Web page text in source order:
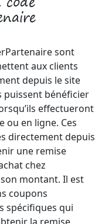
sont
aux clients
depuis le site
puissent bénéficier
effectueront
ou en ligne. Ces
directement depuis
une remise
chez
montant. Il est
coupons
spécifiques qui